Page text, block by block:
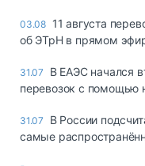
03.08 11 августа
об ЭТрН в прямом
31.07
В ЕАЭС начался
перевозок с помощью
31.07
В России
самые